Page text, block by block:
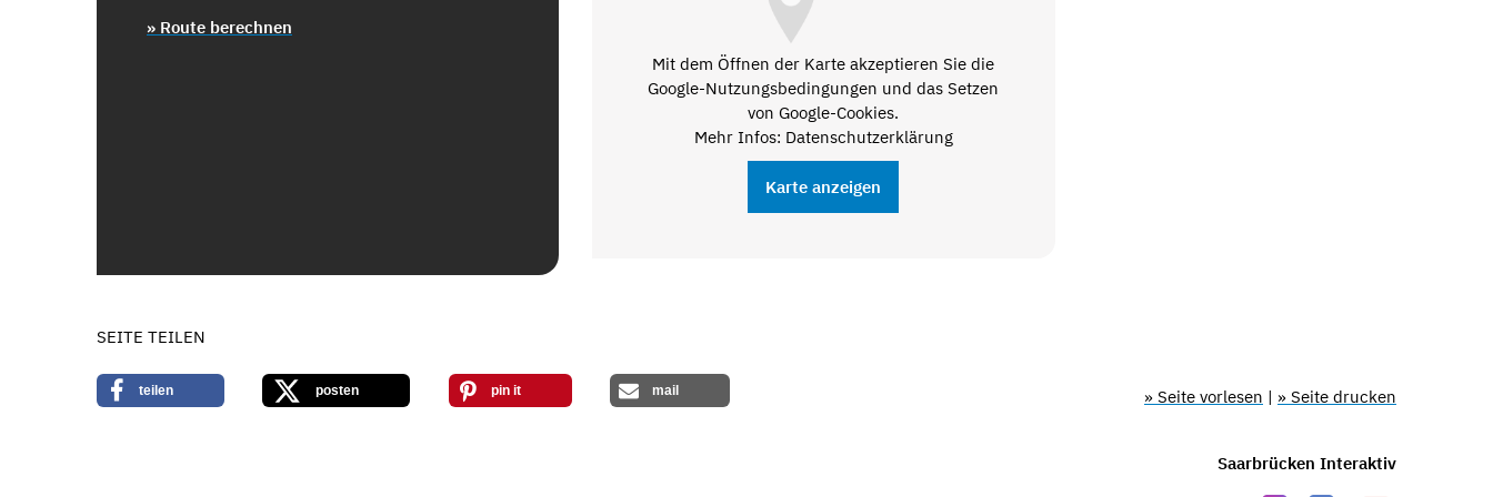
» Route berechnen
Mit dem Öffnen der Karte akzeptieren Sie die
Google-Nutzungsbedingungen und das Setzen
von Google-Cookies.
Mehr Infos: Datenschutzerklärung
Karte anzeigen
SEITE TEILEN
teilen posten pin it mail » Seite vorlesen | » Seite drucken
Saarbrücken Interaktiv